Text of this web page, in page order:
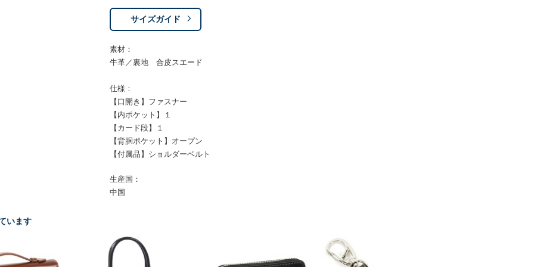
サイズガイド
素材：
牛革／裏地 合皮スエード
仕様：
【口開き】ファスナー
【内ポケット】１
【カード段】１
【背胴ポケット】オープン
【付属品】ショルダーベルト
生産国：
中国
います